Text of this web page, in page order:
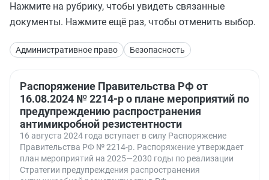
Нажмите на рубрику, чтобы увидеть связанные
документы. Нажмите ещё раз, чтобы отменить выбор.
Административное право Безопасность
Распоряжение Правительства РФ от
16.08.2024 № 2214-р о плане мероприятий по
предупреждению распространения
антимикробной резистентности
16 августа 2024 года вступает в силу Распоряжение
Правительства РФ № 2214-р. Распоряжение утверждает
план мероприятий на 2025—2030 годы по реализации
Стратегии предупреждения распространения